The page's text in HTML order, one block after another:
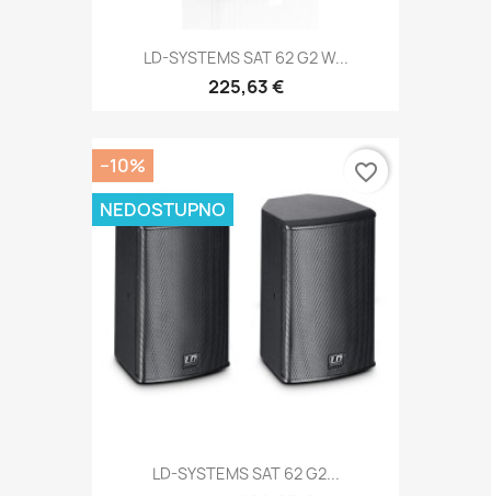
LD-SYSTEMS SAT 62 G2 W...
225,63 €
LD-SYSTEMS SAT 62 G2...
−10%
NEDOSTUPNO
favorite_border